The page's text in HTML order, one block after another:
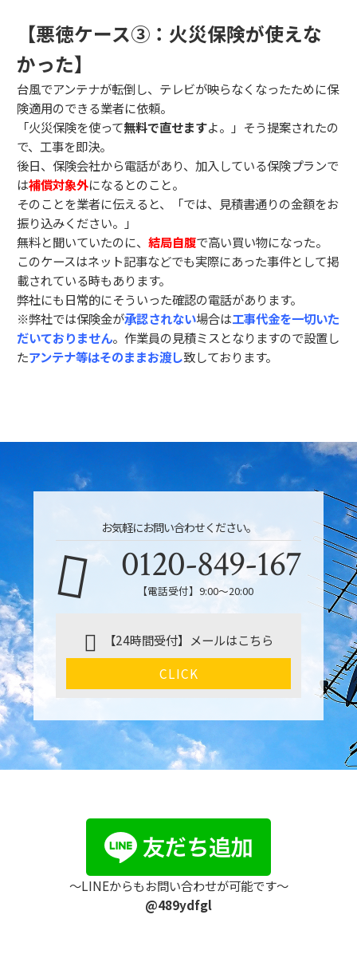
【悪徳ケース③：火災保険が使えな
かった】
台風でアンテナが転倒し、テレビが映らなくなったために保
険適用のできる業者に依頼。
「火災保険を使って無料で直せますよ。」そう提案されたの
で、工事を即決。
後日、保険会社から電話があり、加入している保険プランで
は補償対象外になるとのこと。
そのことを業者に伝えると、「では、見積書通りの金額をお
振り込みください。」
無料と聞いていたのに、 結局自腹で高い買い物になった。
このケースはネット記事などでも実際にあった事件として掲
載されている時もあります。
弊社にも日常的にそういった確認の電話があります。
※弊社では保険金が承認されない場合は工事代金を一切いた
だいておりません。作業員の見積ミスとなりますので設置し
たアンテナ等はそのままお渡し致しております。
お気軽にお問い合わせください。
0120-849-167
【電話受付】9:00〜20:00
【24時間受付】メールはこちら
CLICK
〜LINEからもお問い合わせが可能です〜
@489ydfgl